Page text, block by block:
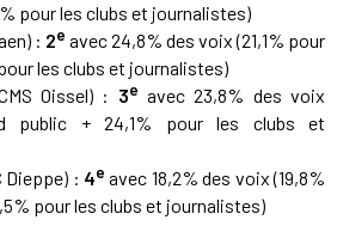
pour les clubs et journalistes)
: 2e avec 24,8% des voix (21,1% pour
les clubs et journalistes)
Oissel) : 3e avec 23,8% des voix
public + 24,1% pour les clubs et
Dieppe) : 4e avec 18,2% des voix (19,8%
pour les clubs et journalistes)